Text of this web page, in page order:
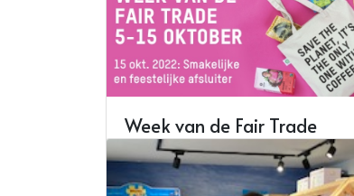
Week van de Fair Trade
08 oktober 2022